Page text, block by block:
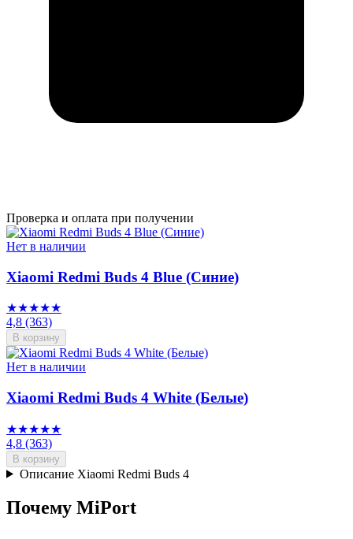
Проверка и оплата при получении
Нет в наличии
Xiaomi Redmi Buds 4 Blue (Синие)
★★★★★
4,8 (363)
В корзину
Нет в наличии
Xiaomi Redmi Buds 4 White (Белые)
★★★★★
4,8 (363)
В корзину
Описание Xiaomi Redmi Buds 4
Почему MiPort